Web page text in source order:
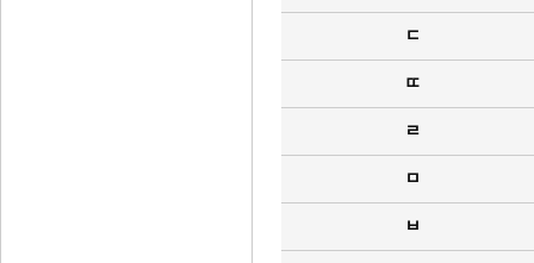
ㄷ
ㄸ
ㄹ
ㅁ
ㅂ